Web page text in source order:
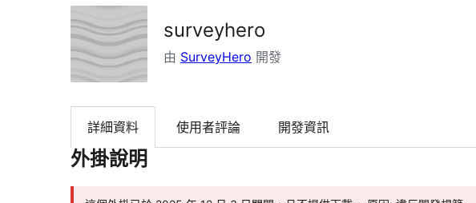
掛
surveyhero
由 SurveyHero 開發
詳細資料 使用者評論 開發資訊
外掛說明